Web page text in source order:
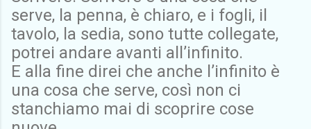
serve, la penna, è chiaro, e i fogli, il
tavolo, la sedia, sono tutte collegate,
potrei andare avanti all’infinito.
E alla fine direi che anche l’infinito è
una cosa che serve, così non ci
stanchiamo mai di scoprire cose